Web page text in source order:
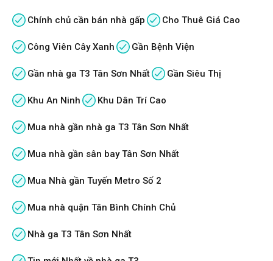
Chính chủ cần bán nhà gấp Cho Thuê Giá Cao
Công Viên Cây Xanh Gần Bệnh Viện
Gần nhà ga T3 Tân Sơn Nhất Gần Siêu Thị
Khu An Ninh Khu Dân Trí Cao
Mua nhà gần nhà ga T3 Tân Sơn Nhất
Mua nhà gần sân bay Tân Sơn Nhất
Mua Nhà gần Tuyến Metro Số 2
Mua nhà quận Tân Bình Chính Chủ
Nhà ga T3 Tân Sơn Nhất